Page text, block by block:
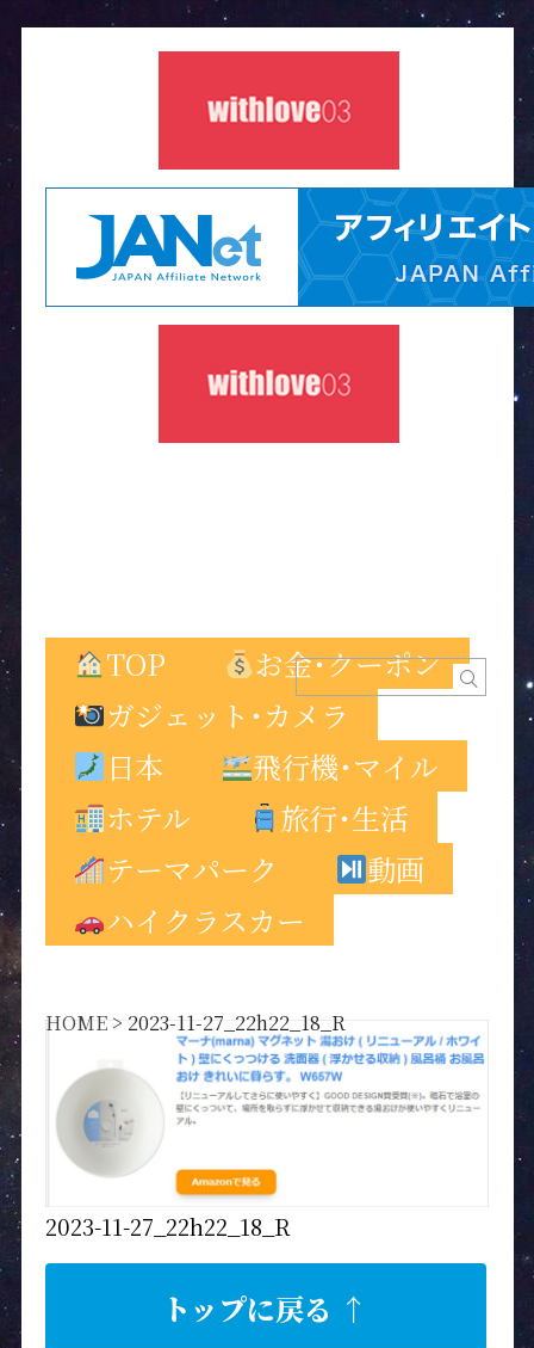
TOP
お金･クーポン
ガジェット･カメラ
日本
飛行機･マイル
ホテル
旅行･生活
テーマパーク
動画
ハイクラスカー
HOME> 2023-11-27_22h22_18_R
2023-11-27_22h22_18_R
トップに戻る ↑